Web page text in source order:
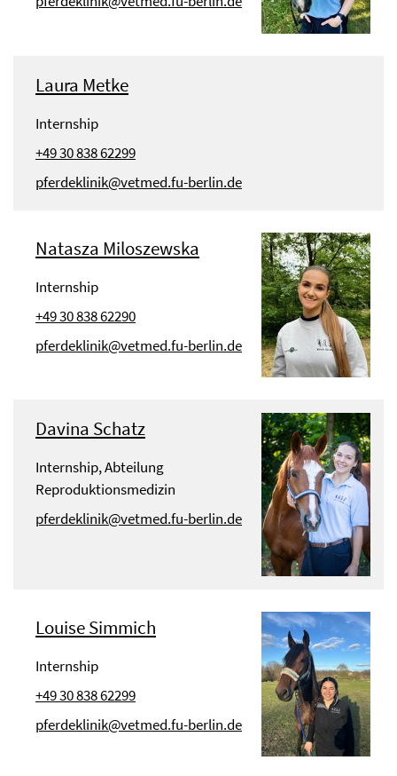
Laura Metke
Internship
+49 30 838 62299
pferdeklinik@vetmed.fu-berlin.de
Natasza Miloszewska
Internship
+49 30 838 62290
pferdeklinik@vetmed.fu-berlin.de
Davina Schatz
Internship, Abteilung
Reproduktionsmedizin
pferdeklinik@vetmed.fu-berlin.de
Louise Simmich
Internship
+49 30 838 62299
pferdeklinik@vetmed.fu-berlin.de